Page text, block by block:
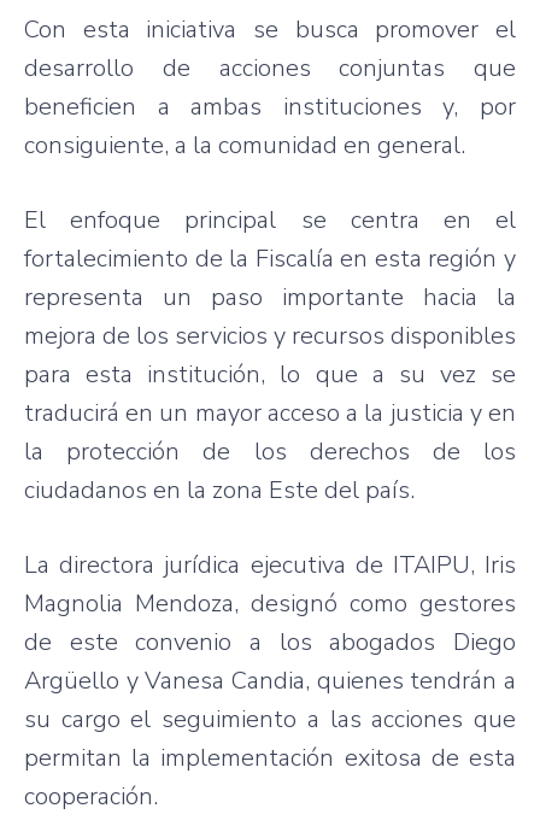
Con esta iniciativa se busca promover el
desarrollo de acciones conjuntas que
beneficien a ambas instituciones y, por
consiguiente, a la comunidad en general.
El enfoque principal se centra en el
fortalecimiento de la Fiscalía en esta región y
representa un paso importante hacia la
mejora de los servicios y recursos disponibles
para esta institución, lo que a su vez se
traducirá en un mayor acceso a la justicia y en
la protección de los derechos de los
ciudadanos en la zona Este del país.
La directora jurídica ejecutiva de ITAIPU, Iris
Magnolia Mendoza, designó como gestores
de este convenio a los abogados Diego
Argüello y Vanesa Candia, quienes tendrán a
su cargo el seguimiento a las acciones que
permitan la implementación exitosa de esta
cooperación.